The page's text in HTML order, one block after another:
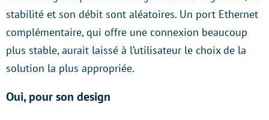
stabilité et son débit sont aléatoires. Un port Ethernet
complémentaire, qui offre une connexion beaucoup
plus stable, aurait laissé à l’utilisateur le choix de la
solution la plus appropriée.
Oui, pour son design